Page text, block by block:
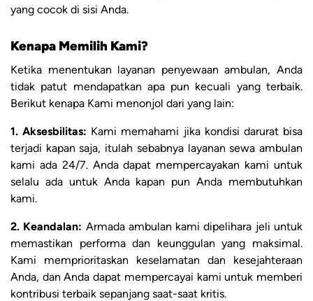
yang cocok di sisi Anda.
Kenapa Memilih Kami?
Ketika menentukan layanan penyewaan ambulan, Anda
tidak patut mendapatkan apa pun kecuali yang terbaik.
Berikut kenapa Kami menonjol dari yang lain:
1. Aksesbilitas: Kami memahami jika kondisi darurat bisa
terjadi kapan saja, itulah sebabnya layanan sewa ambulan
kami ada 24/7. Anda dapat mempercayakan kami untuk
selalu ada untuk Anda kapan pun Anda membutuhkan
kami.
2. Keandalan: Armada ambulan kami dipelihara jeli untuk
memastikan performa dan keunggulan yang maksimal.
Kami memprioritaskan keselamatan dan kesejahteraan
Anda, dan Anda dapat mempercayai kami untuk memberi
kontribusi terbaik sepanjang saat-saat kritis.